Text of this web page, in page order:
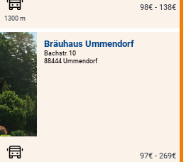
1300 m
98€ - 138€
Bräuhaus Ummendorf
Bachstr. 10
88444 Ummendorf
97€ - 269€